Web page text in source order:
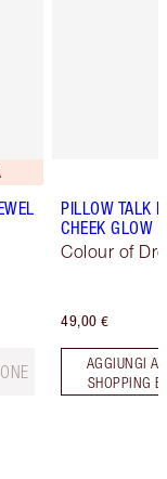
PILLOW TALK
CHEEK GLOW
Colour of
49,00 €
AGGIUNGI
SHOPPING